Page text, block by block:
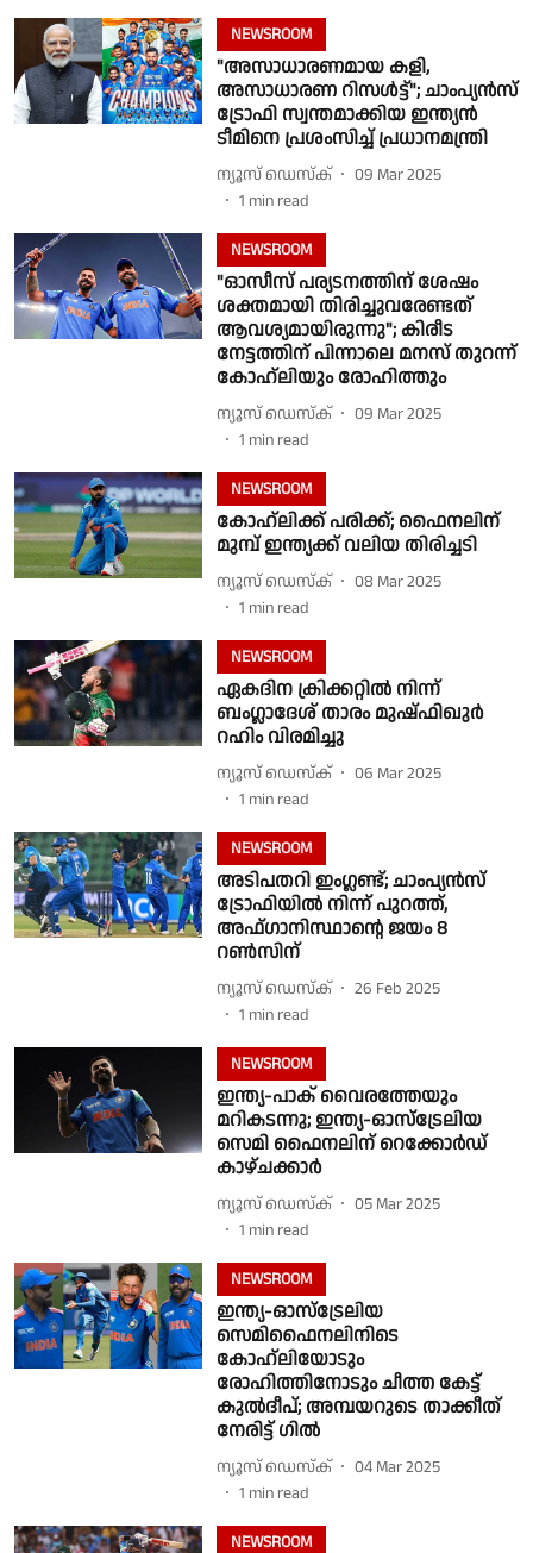
NEWSROOM
"അസാധാരണമായ കളി,
അസാധാരണ റിസൾട്ട്"; ചാംപ്യൻസ്
ട്രോഫി സ്വന്തമാക്കിയ ഇന്ത്യൻ
ടീമിനെ പ്രശംസിച്ച് പ്രധാനമന്ത്രി
ന്യൂസ് ഡെസ്ക്
09 Mar 2025
1 min read
NEWSROOM
"ഓസീസ് പര്യടനത്തിന് ശേഷം
ശക്തമായി തിരിച്ചുവരേണ്ടത്
ആവശ്യമായിരുന്നു"; കിരീട
നേട്ടത്തിന് പിന്നാലെ മനസ് തുറന്ന്
കോഹ്ലിയും രോഹിത്തും
ന്യൂസ് ഡെസ്ക്
09 Mar 2025
1 min read
NEWSROOM
കോഹ്‌ലിക്ക് പരിക്ക്; ഫൈനലിന്
മുമ്പ് ഇന്ത്യക്ക് വലിയ തിരിച്ചടി
ന്യൂസ് ഡെസ്ക്
08 Mar 2025
1 min read
NEWSROOM
ഏകദിന ക്രിക്കറ്റിൽ നിന്ന്
ബംഗ്ലാദേശ് താരം മുഷ്‌ഫിഖുർ
റഹിം വിരമിച്ചു
ന്യൂസ് ഡെസ്ക്
06 Mar 2025
1 min read
NEWSROOM
അടിപതറി ഇംഗ്ലണ്ട്; ചാംപ്യൻസ്
ട്രോഫിയിൽ നിന്ന് പുറത്ത്,
അഫ്ഗാനിസ്ഥാൻ്റെ ജയം 8
റൺസിന്
ന്യൂസ് ഡെസ്ക്
26 Feb 2025
1 min read
NEWSROOM
ഇന്ത്യ-പാക് വൈരത്തേയും
മറികടന്നു; ഇന്ത്യ-ഓസ്‌ട്രേലിയ
സെമി ഫൈനലിന് റെക്കോർഡ്
കാഴ്ചക്കാർ
ന്യൂസ് ഡെസ്ക്
05 Mar 2025
1 min read
NEWSROOM
ഇന്ത്യ-ഓസ്ട്രേലിയ
സെമിഫൈനലിനിടെ
കോഹ്‌ലിയോടും
രോഹിത്തിനോടും ചീത്ത കേട്ട്
കുൽദീപ്; അമ്പയറുടെ താക്കീത്
നേരിട്ട് ഗിൽ
ന്യൂസ് ഡെസ്ക്
04 Mar 2025
1 min read
NEWSROOM